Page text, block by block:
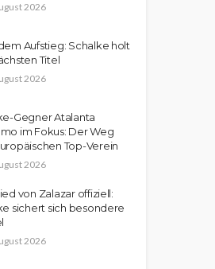
2026
Aufstieg: Schalke holt
Titel
2026
Gegner Atalanta
im Fokus: Der Weg
Top-Verein
2026
von Zalazar offiziell:
sichert sich besondere
2026